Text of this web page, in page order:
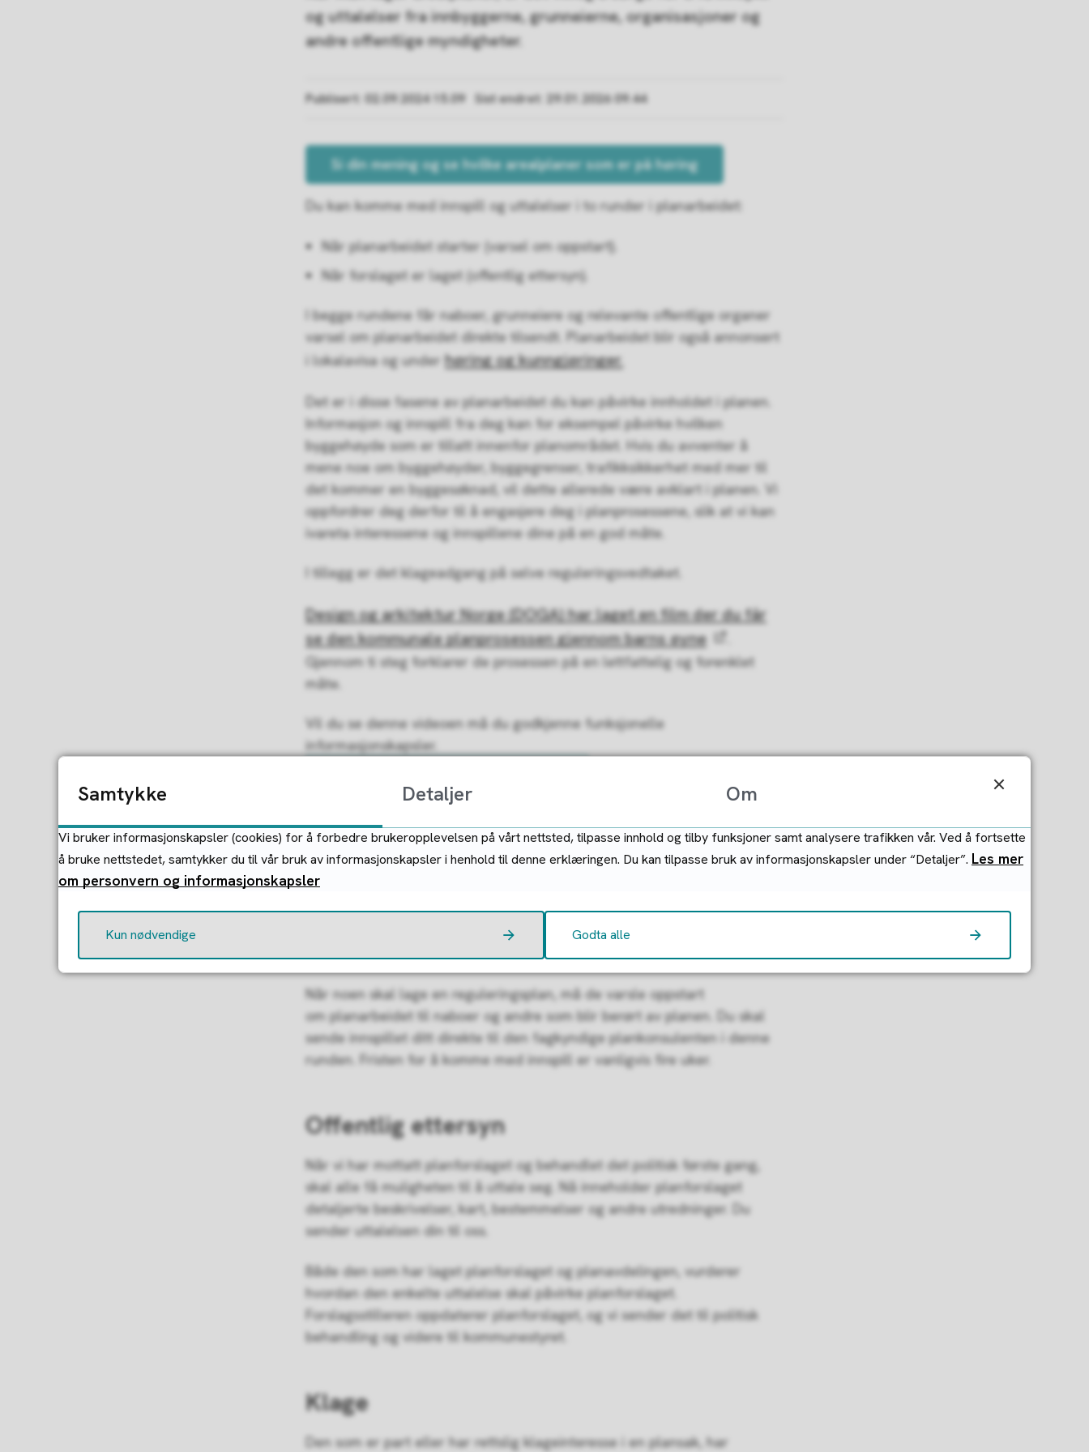
og uttalelser fra innbyggerne, grunneierne, organisasjoner og
andre offentlige myndigheter.
Publisert 02.09.2024 15.09 Sist endret 29.01.2026 09.44
Si din mening og se hvilke arealplaner som er på høring
Du kan komme med innspill og uttalelser i to runder i planarbeidet:
Når planarbeidet starter (varsel om oppstart).
Når forslaget er laget (offentlig ettersyn).
I begge rundene får naboer, grunneiere og relevante offentlige organer
varsel om planarbeidet direkte tilsendt. Planarbeidet blir også annonsert
i lokalavisa og under høring og kunngjøringer.
Det er i disse fasene av planarbeidet du kan påvirke innholdet i planen.
Informasjon og innspill fra deg kan for eksempel påvirke hvilken
byggehøyde som er tillatt innenfor planområdet. Hvis du avventer å
mene noe om byggehøyder, byggegrenser, trafikksikkerhet med mer til
det kommer en byggesøknad, vil dette allerede være avklart i planen. Vi
oppfordrer deg derfor til å engasjere deg i planprosessene, slik at vi kan
ivareta interessene og innspillene dine på en god måte.
I tillegg er det klageadgang på selve reguleringsvedtaket.
Design og arkitektur Norge (DOGA) har laget en film der du får
se den kommunale planprosessen gjennom barns øyne
Gjennom ti steg forklarer de prosessen på en lettfattelig og forenklet
måte.
Vil du se denne videoen må du godkjenne funksjonelle
informasjonskapsler.
Funksjonelle informasjonskapsler
Godta informasjonskapslene og vis innholdet
Varsel om oppstart
Når noen skal lage en reguleringsplan, må de varsle oppstart
om planarbeidet til naboer og andre som blir berørt av planen. Du skal
sende innspillet ditt direkte til den fagkyndige plankonsulenten i denne
runden. Fristen for å komme med innspill er vanligvis fire uker.
Offentlig ettersyn
Når vi har mottatt planforslaget og behandlet det politisk første gang,
skal alle få muligheten til å uttale seg. Nå inneholder planforslaget
detaljerte beskrivelser, kart, bestemmelser og andre utredninger. Du
sender uttalelsen din til oss.
Både den som har laget planforslaget og planavdelingen, vurderer
hvordan den enkelte uttalelse skal påvirke planforslaget.
Forslagsstilleren oppdaterer planforslaget, og vi sender det til politisk
behandling og videre til kommunestyret.
Klage
Den som er part eller har rettslig klageinteresse i en plansak, har
Samtykke Detaljer Om
Vi bruker informasjonskapsler (cookies) for å forbedre brukeropplevelsen på vårt nettsted, tilpasse innhold og tilby funksjoner samt analysere trafikken vår. Ved å fortsette
å bruke nettstedet, samtykker du til vår bruk av informasjonskapsler i henhold til denne erklæringen. Du kan tilpasse bruk av informasjonskapsler under “Detaljer”. Les mer
om personvern og informasjonskapsler
Kun nødvendige Godta alle